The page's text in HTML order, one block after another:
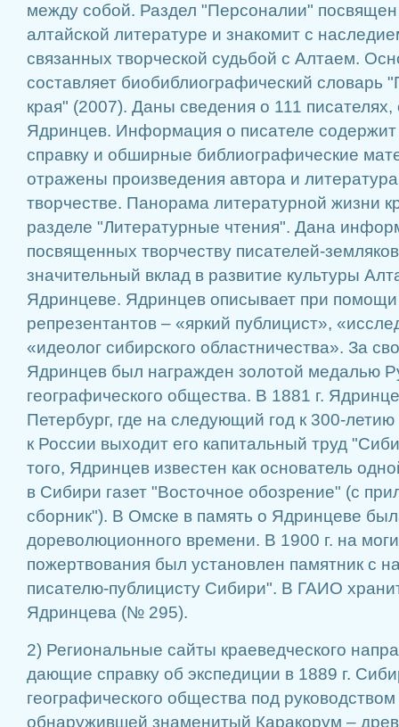
между собой. Раздел "Персоналии"
алтайской литературе и знакомит с
связанных творческой судьбой с Алтаем.
составляет биобиблиографический словарь
края" (2007). Даны сведения о 111
Ядринцев. Информация о писателе
справку и обширные библиографические
отражены произведения автора и
творчестве. Панорама литературной жизни
разделе "Литературные чтения". Дана
посвященных творчеству писателей-
значительный вклад в развитие культуры
Ядринцеве. Ядринцев описывает при
репрезентантов – «яркий публицист»,
«идеолог сибирского областничества». За
Ядринцев был награжден золотой медалью
географического общества. В 1881 г.
Петербург, где на следующий год к 300-
к России выходит его капитальный труд
того, Ядринцев известен как основатель
в Сибири газет "Восточное обозрение" (с
сборник"). В Омске в память о Ядринцеве
дореволюционного времени. В 1900 г. на
пожертвования был установлен памятник с
писателю-публицисту Сибири". В ГАИО
Ядринцева (№ 295).
2) Региональные сайты краеведческого
дающие справку об экспедиции в 1889 г.
географического общества под
обнаружившей знаменитый Каракорум –